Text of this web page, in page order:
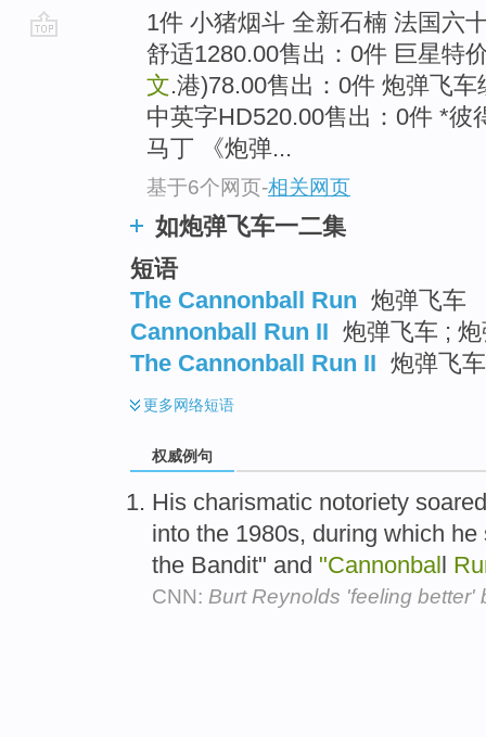
1件 小猪烟斗 全新石楠 法国六
舒适1280.00售出：0件 巨星特
文.港)78.00售出：0件 炮弹飞车
中英字HD520.00售出：0件 *彼
马丁 《炮弹...
基于6个网页-相关网页
如炮弹飞车一二集
短语
The Cannonball Run 炮弹飞车
Cannonball Run II 炮弹飞车 ;
The Cannonball Run II 炮弹飞车
更多网络短语
权威例句
His charismatic notoriety
into the 1980s, during which
the Bandit" and "Cannonball
CNN: Burt Reynolds 'feeling better'